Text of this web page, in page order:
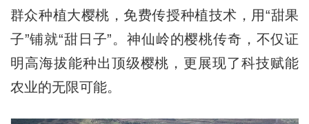
群众种植大樱桃，免费传授种植技术，用“甜果
子”铺就“甜日子”。神仙岭的樱桃传奇，不仅证
明高海拔能种出顶级樱桃，更展现了科技赋能
农业的无限可能。